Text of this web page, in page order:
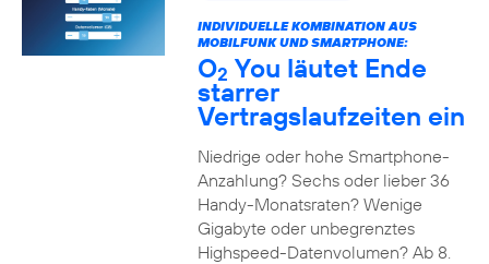
INDIVIDUELLE KOMBINATION AUS
MOBILFUNK UND SMARTPHONE:
O2 You läutet Ende
starrer
Vertragslaufzeiten ein
Niedrige oder hohe Smartphone-
Anzahlung? Sechs oder lieber 36
Handy-Monatsraten? Wenige
Gigabyte oder unbegrenztes
Highspeed-Datenvolumen? Ab 8.